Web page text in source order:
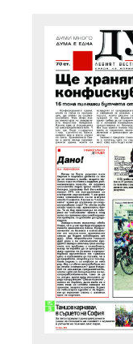
ДРУГИ
ЗА НАС
АВТОРИ